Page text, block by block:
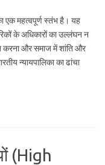
एक महत्वपूर्ण स्तंभ है। यह
के अधिकारों का उल्लंघन न
करना और समाज में शांति और
न्यायपालिका का ढांचा
(High